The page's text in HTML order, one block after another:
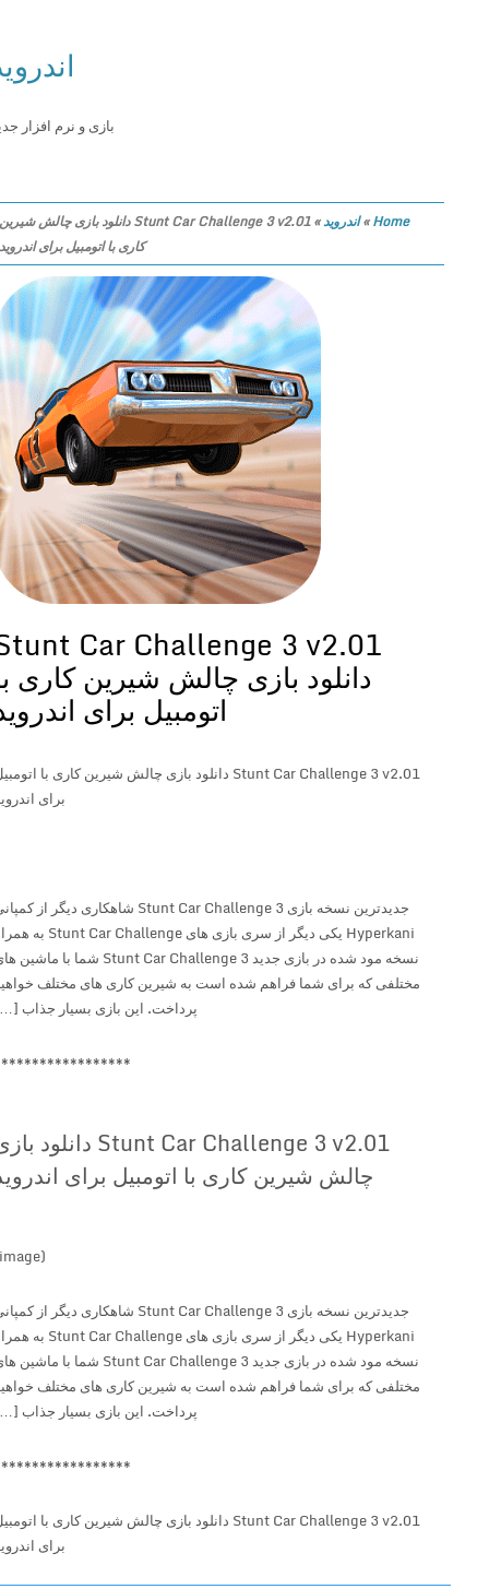
اندروید
بازی و نرم افزار جدید
Home
»اندروید»
Stunt Car Challenge 3 v2.01 دانلود بازی چالش شیرین
کاری با اتومبیل برای اندروید
Stunt Car Challenge 3 v2.01
دانلود بازی چالش شیرین کاری با
اتومبیل برای اندروید
Stunt Car Challenge 3 v2.01 دانلود بازی چالش شیرین کاری با اتومبیل
برای اندروید
جدیدترین نسخه بازی Stunt Car Challenge 3 شاهکاری دیگر از کمپانی
Hyperkani یکی دیگر از سری بازی های Stunt Car Challenge به همراه
نسخه مود شده در بازی جدید Stunt Car Challenge 3 شما با ماشین های
مختلفی که برای شما فراهم شده است به شیرین کاری های مختلف خواهید
پرداخت. این بازی بسیار جذاب […]
******************
Stunt Car Challenge 3 v2.01 دانلود بازی
چالش شیرین کاری با اتومبیل برای اندروید
جدیدترین نسخه بازی Stunt Car Challenge 3 شاهکاری دیگر از کمپانی
Hyperkani یکی دیگر از سری بازی های Stunt Car Challenge به همراه
نسخه مود شده در بازی جدید Stunt Car Challenge 3 شما با ماشین های
مختلفی که برای شما فراهم شده است به شیرین کاری های مختلف خواهید
پرداخت. این بازی بسیار جذاب […]
******************
Stunt Car Challenge 3 v2.01 دانلود بازی چالش شیرین کاری با اتومبیل
برای اندروید